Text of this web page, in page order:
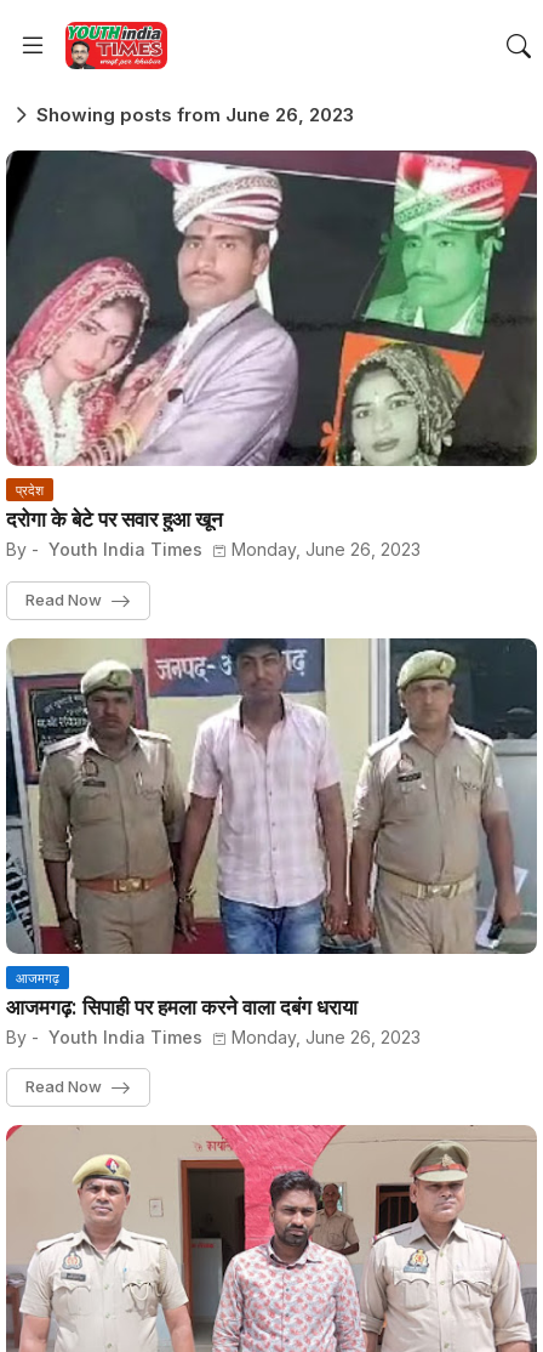
Showing posts from June 26, 2023
प्रदेश
दरोगा के बेटे पर सवार हुआ खून
By - Youth India Times Monday, June 26, 2023
Read Now
आजमगढ़
आजमगढ़: सिपाही पर हमला करने वाला दबंग धराया
By - Youth India Times Monday, June 26, 2023
Read Now